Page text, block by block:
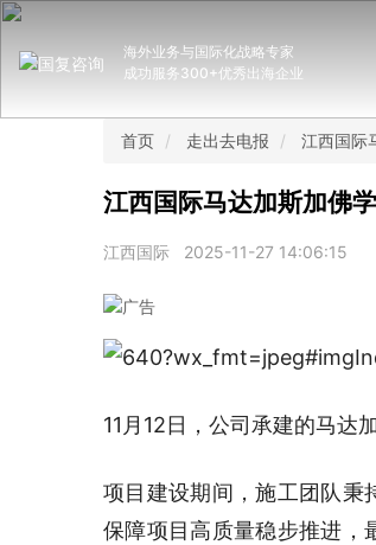
海外业务与国际化战略专家
成功服务300+优秀出海企业
首页 走出去电报 江西国际
江西国际马达加斯加佛
江西国际 2025-11-27 14:06:15
11月12日，公司承建的马达
项目建设期间，施工团队秉
保障项目高质量稳步推进，